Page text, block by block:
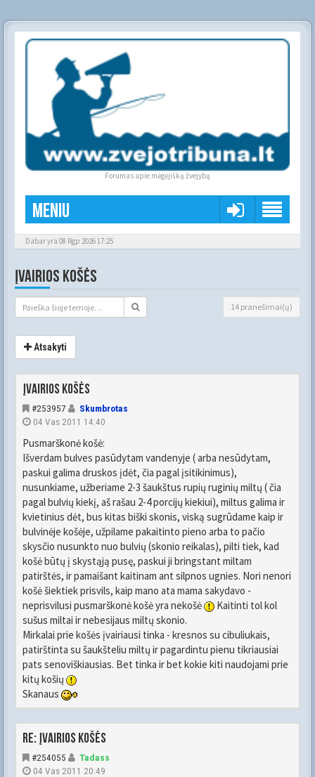
Forumas apie mėgėjišką žvejybą
Meniu
Dabar yra 08 Rgp 2026 17:25
ĮVAIRIOS KOŠĖS
14 pranešimai(ų)
Atsakyti
Įvairios košės
#253957
Skumbrotas
04 Vas 2011 14:40
Pusmarškonė košė:
Išverdam bulves pasūdytam vandenyje ( arba nesūdytam,
paskui galima druskos įdėt, čia pagal įsitikinimus),
nusunkiame, užberiame 2-3 šaukštus rupių ruginių miltų ( čia
pagal bulvių kiekį, aš rašau 2-4 porcijų kiekiui), miltus galima ir
kvietinius dėt, bus kitas biški skonis, viską sugrūdame kaip ir
bulvinėje košėje, užpilame pakaitinto pieno arba to pačio
skysčio nusunkto nuo bulvių (skonio reikalas), pilti tiek, kad
košė būtų į skystąją pusę, paskui ji bringstant miltam
patirštės, ir pamaišant kaitinam ant silpnos ugnies. Nori nenori
košė šiektiek prisvils, kaip mano ata mama sakydavo -
neprisvilusi pusmarškonė košė yra nekošė
Kaitinti tol kol
sušus miltai ir nebesijaus miltų skonio.
Mirkalai prie košės įvairiausi tinka - kresnos su cibuliukais,
patirštinta su šaukšteliu miltų ir pagardintu pienu tikriausiai
pats senoviškiausias. Bet tinka ir bet kokie kiti naudojami prie
kitų košių
Skanaus
Re: Įvairios košės
#254055
Tadass
04 Vas 2011 20:49